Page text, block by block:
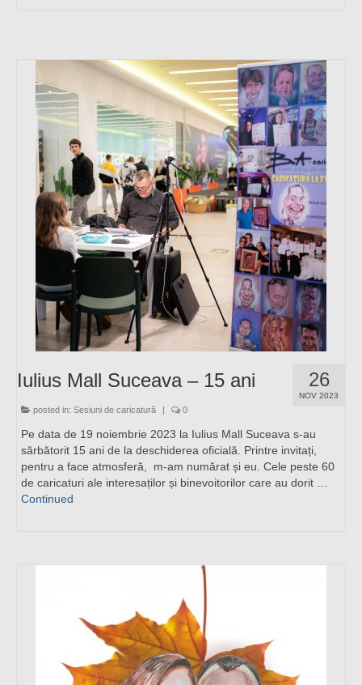
26
NOV 2023
Iulius Mall Suceava – 15 ani
posted in: Sesiuni de caricatură | 0
Pe data de 19 noiembrie 2023 la Iulius Mall Suceava s-au
sărbătorit 15 ani de la deschiderea oficială. Printre invitați,
pentru a face atmosferă, m-am numărat și eu. Cele peste 60
de caricaturi ale interesaților și binevoitorilor care au dorit …
Continued